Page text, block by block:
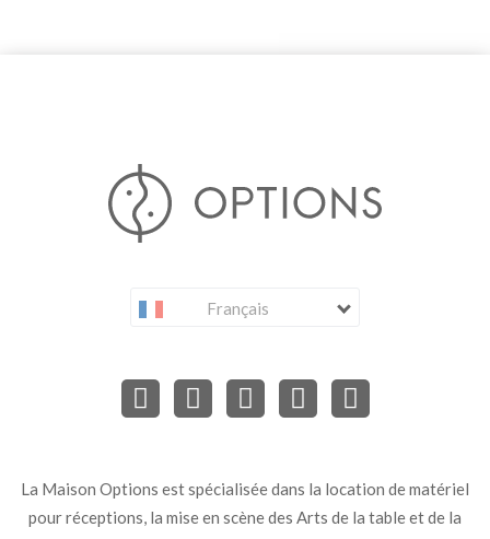
Français
La Maison Options est spécialisée dans la location de matériel
pour réceptions, la mise en scène des Arts de la table et de la